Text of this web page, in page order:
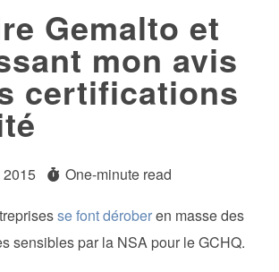
Gemalto et
mon avis
certifications
2015
One-minute read
sefontdéroberen masse des
sensibles par la NSA pour le GCHQ.